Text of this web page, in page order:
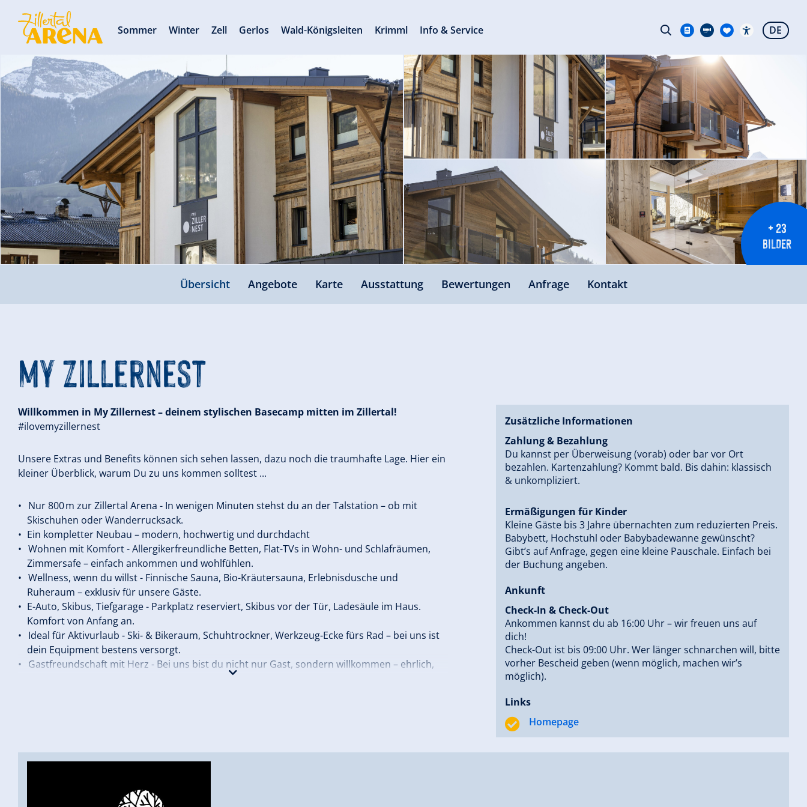
+ 23
BILDER
Übersicht Angebote Karte Ausstattung Bewertungen Anfrage Kontakt
my Zillernest
Willkommen in My Zillernest – deinem stylischen Basecamp mitten im Zillertal!
#ilovemyzillernest
Unsere Extras und Benefits können sich sehen lassen, dazu noch die traumhafte Lage. Hier ein
kleiner Überblick, warum Du zu uns kommen solltest ...
Nur 800 m zur Zillertal Arena - In wenigen Minuten stehst du an der Talstation – ob mit
Skischuhen oder Wanderrucksack.
Ein kompletter Neubau – modern, hochwertig und durchdacht
Wohnen mit Komfort - Allergikerfreundliche Betten, Flat-TVs in Wohn- und Schlafräumen,
Zimmersafe – einfach ankommen und wohlfühlen.
Wellness, wenn du willst - Finnische Sauna, Bio-Kräutersauna, Erlebnisdusche und
Ruheraum – exklusiv für unsere Gäste.
E-Auto, Skibus, Tiefgarage - Parkplatz reserviert, Skibus vor der Tür, Ladesäule im Haus.
Komfort von Anfang an.
Ideal für Aktivurlaub - Ski- & Bikeraum, Schuhtrockner, Werkzeug-Ecke fürs Rad – bei uns ist
dein Equipment bestens versorgt.
Gastfreundschaft mit Herz - Bei uns bist du nicht nur Gast, sondern willkommen – ehrlich,
Zusätzliche Informationen
Zahlung & Bezahlung
Du kannst per Überweisung (vorab) oder bar vor Ort
bezahlen. Kartenzahlung? Kommt bald. Bis dahin: klassisch
& unkompliziert.
Ermäßigungen für Kinder
Kleine Gäste bis 3 Jahre übernachten zum reduzierten Preis.
Babybett, Hochstuhl oder Babybadewanne gewünscht?
Gibt’s auf Anfrage, gegen eine kleine Pauschale. Einfach bei
der Buchung angeben.
Ankunft
Check-In & Check-Out
Ankommen kannst du ab 16:00 Uhr – wir freuen uns auf
dich!
Check-Out ist bis 09:00 Uhr. Wer länger schnarchen will, bitte
vorher Bescheid geben (wenn möglich, machen wir’s
möglich).
Links
Homepage
Sommer Winter Zell Gerlos Wald-Königsleiten Krimml Info & Service DE